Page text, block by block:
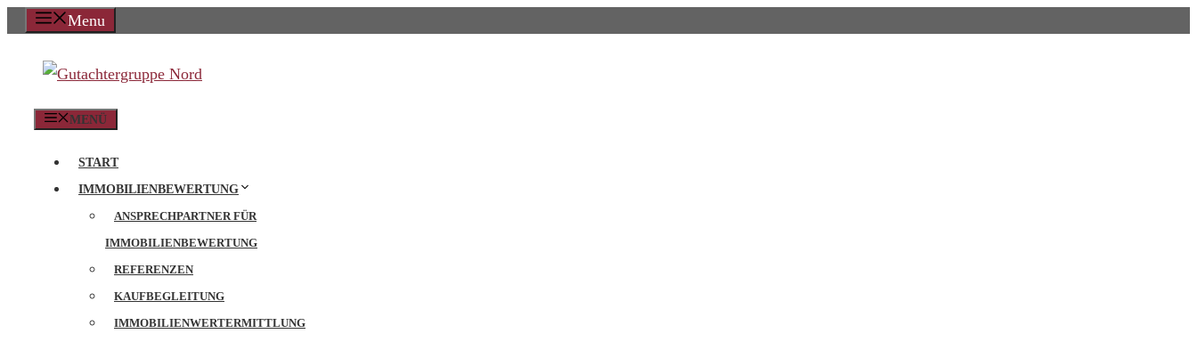
Zum
springen
Menu
MENÜ
START
IMMOBILIENBEWERTUNG
ANSPRECHPARTNER FÜR
IMMOBILIENBEWERTUNG
REFERENZEN
KAUFBEGLEITUNG
IMMOBILIENWERTERMITTLUNG